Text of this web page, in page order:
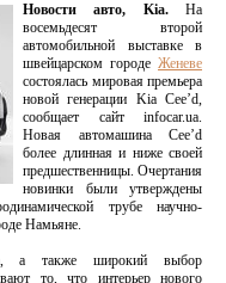
Новости авто, Kia. На
восемьдесят второй
автомобильной выставке в
швейцарском городе Женеве
состоялась мировая премьера
новой генерации Kia Cee’d,
сообщает сайт infocar.ua.
Новая автомашина Cee’d
более длинная и ниже своей
предшественницы. Очертания
новинки были утверждены
трубе научно-
Намьяне.
а также широкий выбор
то, что интерьер нового